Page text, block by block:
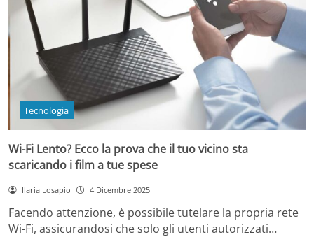
Tecnologia
Wi-Fi Lento? Ecco la prova che il tuo vicino sta
scaricando i film a tue spese
Ilaria Losapio 4 Dicembre 2025
Facendo attenzione, è possibile tutelare la propria rete
Wi-Fi, assicurandosi che solo gli utenti autorizzati…